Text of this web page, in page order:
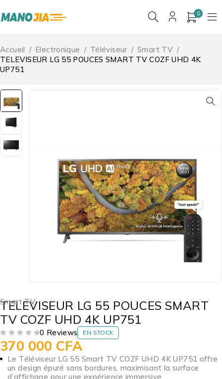
0
Accueil / Electronique / Téléviseur / Smart TV /
TELEVISEUR LG 55 POUCES SMART TV COZF UHD 4K
UP751
Smart TV
TELEVISEUR LG 55 POUCES SMART
TV COZF UHD 4K UP751
0 Reviews EN STOCK
370 000 CFA
Le Téléviseur LG 55 Smart TV COZF UHD 4K UP751 offre
un design épuré sans bordures, maximisant la surface
d’affichage pour une expérience immersive.